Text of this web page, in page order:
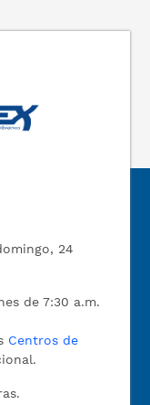
24
de 7:30 a.m.
Centros de